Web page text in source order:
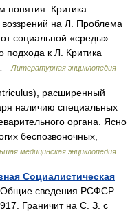
Критика
воззрений на Л. Проблема
социальной «среды».
подхода к Л. Критика
Литературная энциклопедия
расширенный
наличию специальных
органа. Ясно
беспозвоночных,
медицинская энциклопедия
Социалистическая
сведения РСФСР
Граничит на С. З. с